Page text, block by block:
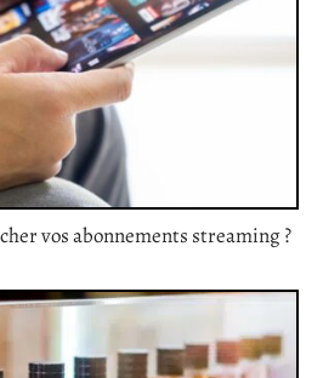
vos abonnements streaming ?